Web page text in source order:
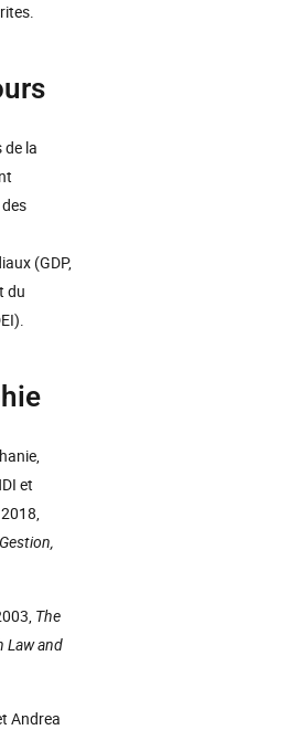
de la
(GDP,
du
et
The
Law and
Andrea